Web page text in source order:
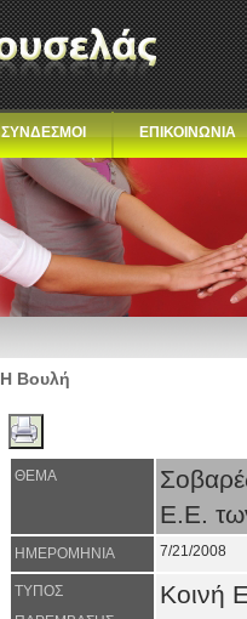
ΣΥΝΔΕΣΜΟΙ ΕΠΙΚΟΙΝΩΝΙΑ
Η Βουλή
ΘΕΜΑ
Ε.Ε.
ΗΜΕΡΟΜΗΝΙΑ 7/21/2008
ΤΥΠΟΣ
Κοινή